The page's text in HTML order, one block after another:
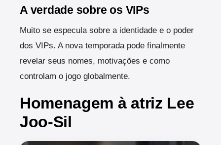
A verdade sobre os VIPs
Muito se especula sobre a identidade e o poder
dos VIPs. A nova temporada pode finalmente
revelar seus nomes, motivações e como
controlam o jogo globalmente.
Homenagem à atriz Lee
Joo-Sil